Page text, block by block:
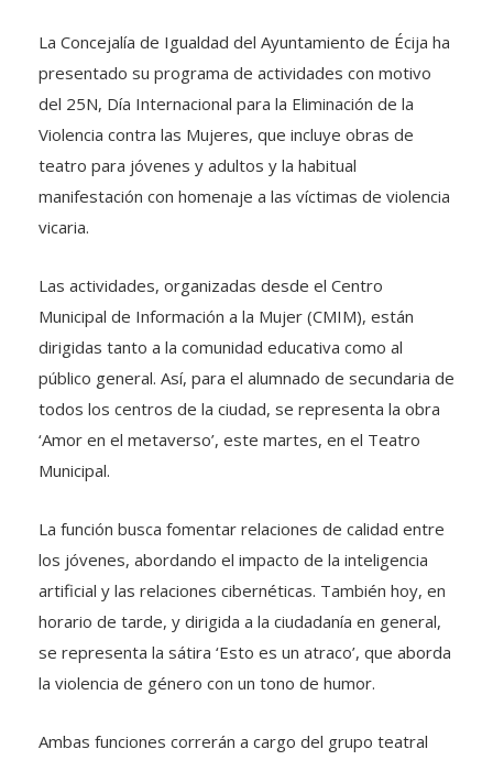
La Concejalía de Igualdad del Ayuntamiento de Écija ha
presentado su programa de actividades con motivo
del 25N, Día Internacional para la Eliminación de la
Violencia contra las Mujeres, que incluye obras de
teatro para jóvenes y adultos y la habitual
manifestación con homenaje a las víctimas de violencia
vicaria.
Las actividades, organizadas desde el Centro
Municipal de Información a la Mujer (CMIM), están
dirigidas tanto a la comunidad educativa como al
público general. Así, para el alumnado de secundaria de
todos los centros de la ciudad, se representa la obra
‘Amor en el metaverso’, este martes, en el Teatro
Municipal.
La función busca fomentar relaciones de calidad entre
los jóvenes, abordando el impacto de la inteligencia
artificial y las relaciones cibernéticas. También hoy, en
horario de tarde, y dirigida a la ciudadanía en general,
se representa la sátira ‘Esto es un atraco’, que aborda
la violencia de género con un tono de humor.
Ambas funciones correrán a cargo del grupo teatral